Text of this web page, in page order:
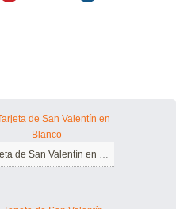
Tarjeta de San Valentín en Blanco